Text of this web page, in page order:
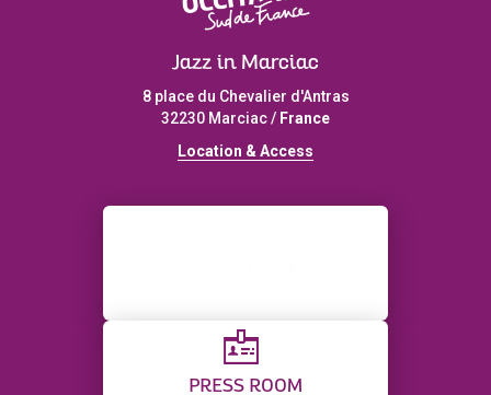
Jazz in Marciac
8 place du Chevalier d'Antras
32230 Marciac / France
Location & Access
PRESS ROOM